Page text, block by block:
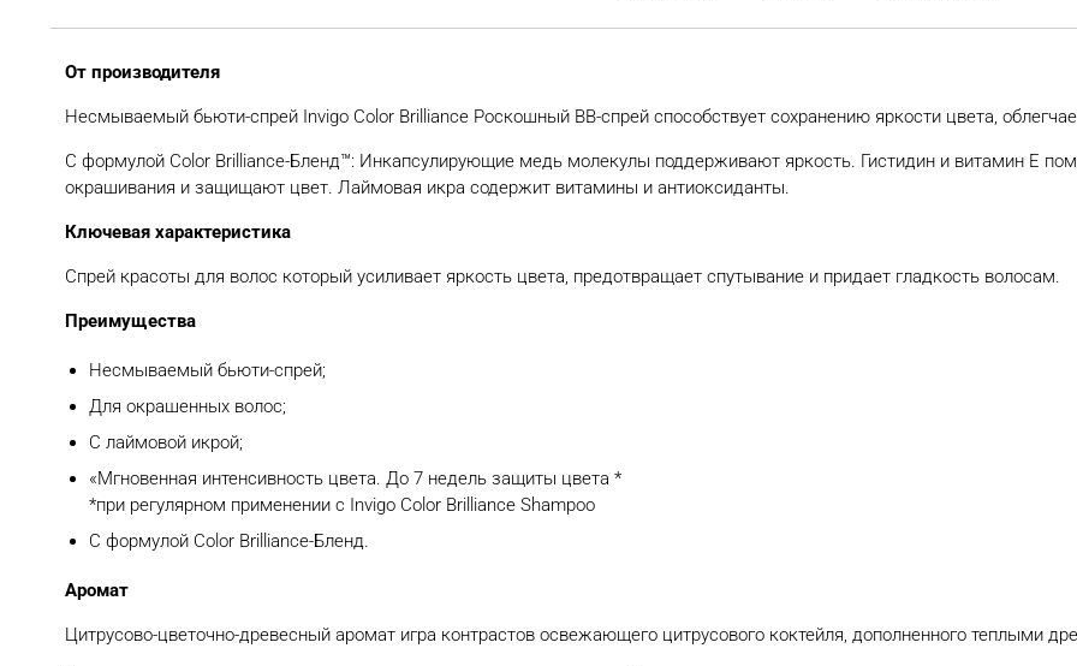
От производителя
Несмываемый бьюти-спрей Invigo Color Brilliance Роскошный ВВ-спрей способствует сохранению яркости цвета,
С формулой Color Brilliance-Бленд™: Инкапсулирующие медь молекулы поддерживают яркость. Гистидин и витамин Е
окрашивания и защищают цвет. Лаймовая икра содержит витамины и антиоксиданты.
Ключевая характеристика
Спрей красоты для волос который усиливает яркость цвета, предотвращает спутывание и придает гладкость волосам.
Преимущества
Несмываемый бьюти-спрей;
Для окрашенных волос;
С лаймовой икрой;
«Мгновенная интенсивность цвета. До 7 недель защиты цвета *
*при регулярном применении с Invigo Color Brilliance Shampoo
С формулой Color Brilliance-Бленд.
Аромат
Цитрусово-цветочно-древесный аромат игра контрастов освежающего цитрусового коктейля, дополненного теплыми